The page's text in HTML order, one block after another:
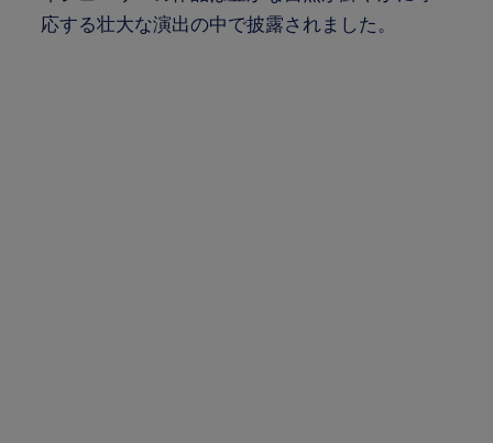
応する壮大な演出の中で披露されました。